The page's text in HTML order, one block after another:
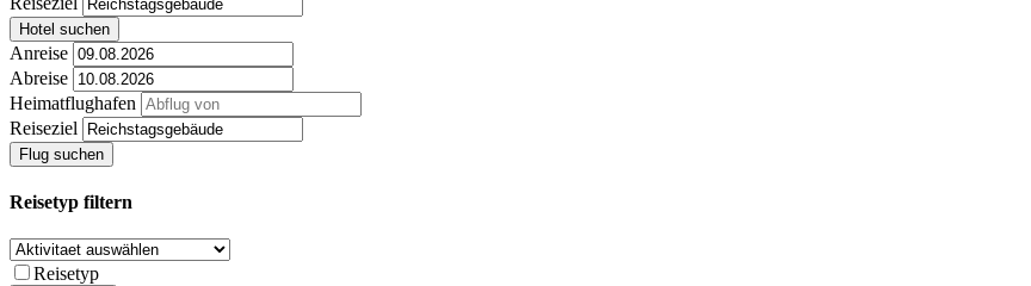
Hotel suchen
Anreise
Abreise
Heimatflughafen
Reiseziel
Flug suchen
Reisetyp filtern
Reisetyp